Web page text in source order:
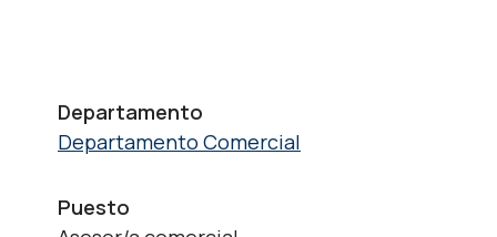
Departamento
Departamento Comercial
Puesto